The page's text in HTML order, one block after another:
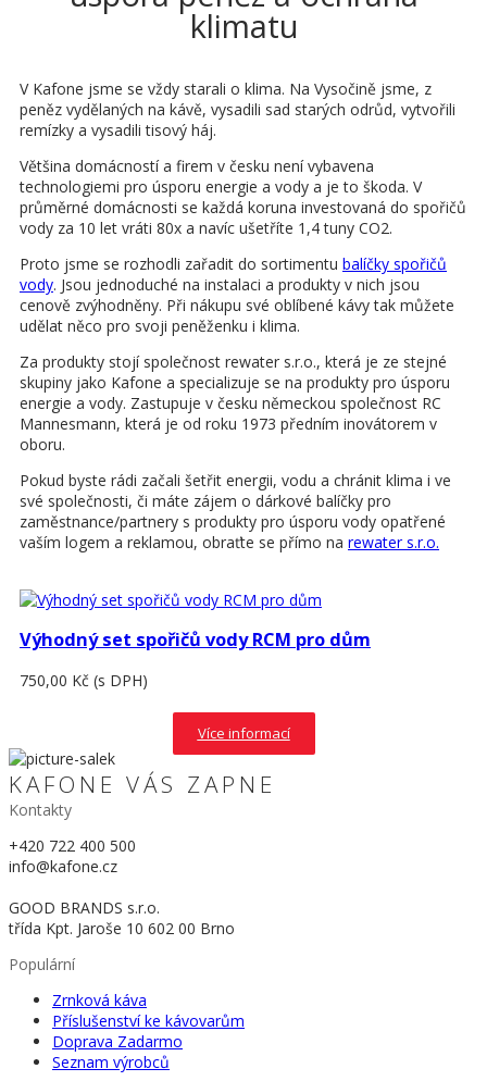
klimatu
V Kafone jsme se vždy starali o klima. Na Vysočině jsme, z
peněz vydělaných na kávě, vysadili sad starých odrůd, vytvořili
remízky a vysadili tisový háj.
Většina domácností a firem v česku není vybavena
technologiemi pro úsporu energie a vody a je to škoda. V
průměrné domácnosti se každá koruna investovaná do spořičů
vody za 10 let vráti 80x a navíc ušetříte 1,4 tuny CO2.
Proto jsme se rozhodli zařadit do sortimentu balíčky spořičů
vody. Jsou jednoduché na instalaci a produkty v nich jsou
cenově zvýhodněny. Při nákupu své oblíbené kávy tak můžete
udělat něco pro svoji peněženku i klima.
Za produkty stojí společnost rewater s.r.o., která je ze stejné
skupiny jako Kafone a specializuje se na produkty pro úsporu
energie a vody. Zastupuje v česku německou společnost RC
Mannesmann, která je od roku 1973 předním inovátorem v
oboru.
Pokud byste rádi začali šetřit energii, vodu a chránit klima i ve
své společnosti, či máte zájem o dárkové balíčky pro
zaměstnance/partnery s produkty pro úsporu vody opatřené
vaším logem a reklamou, obraťte se přímo na rewater s.r.o.
Výhodný set spořičů vody RCM pro dům
750,00 Kč (s DPH)
Více informací
KAFONE VÁS ZAPNE
Kontakty
+420 722 400 500
info@kafone.cz
GOOD BRANDS s.r.o.
třída Kpt. Jaroše 10 602 00 Brno
Populární
Zrnková káva
Příslušenství ke kávovarům
Doprava Zadarmo
Seznam výrobců